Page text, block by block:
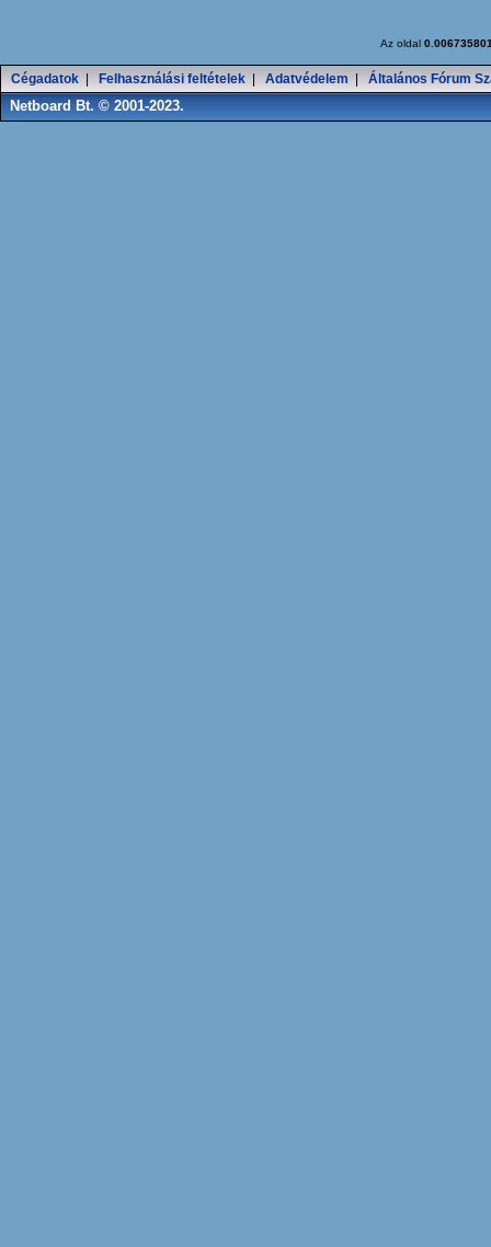
Az oldal
Cégadatok Felhasználási feltételek Adatvédelem Általános Fórum
Netboard Bt. © 2001-2023.